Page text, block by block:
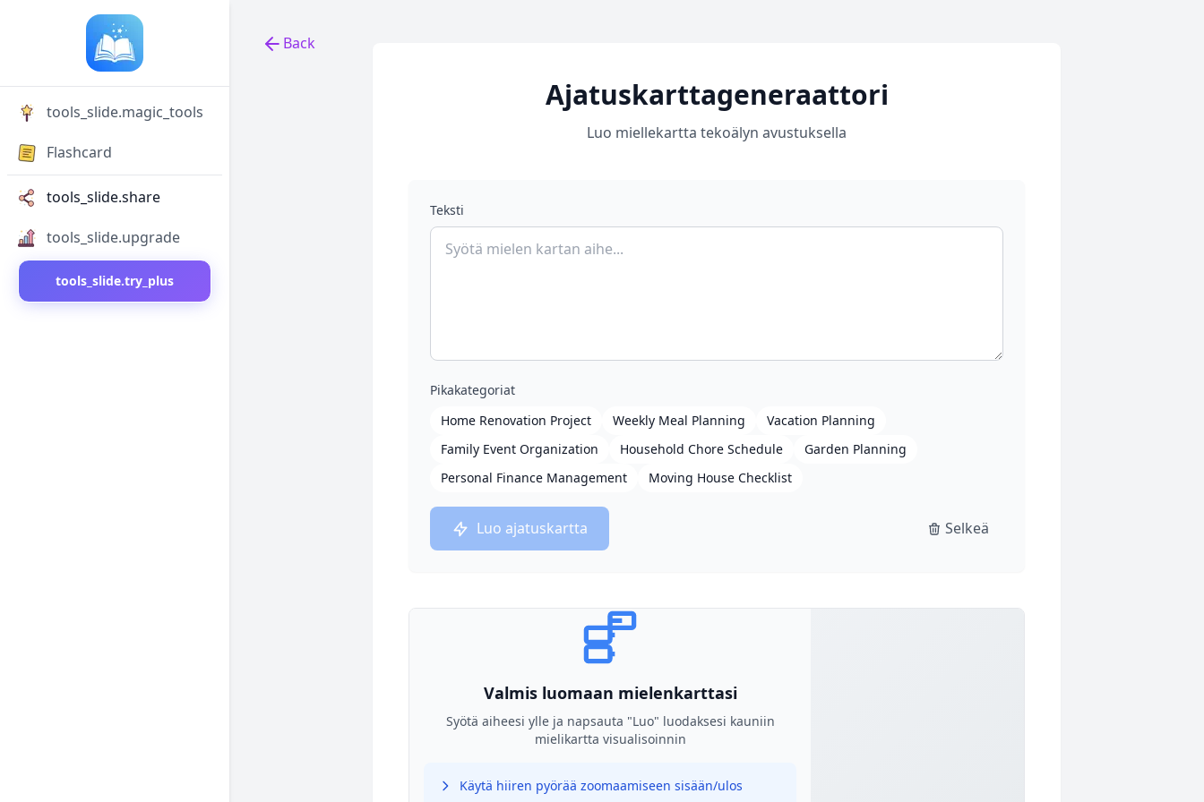
tools_slide.magic_tools
Flashcard
tools_slide.share
tools_slide.upgrade
tools_slide.try_plus
Back
Back to tools
Ajatuskarttageneraattori
Luo miellekartta tekoälyn avustuksella
Teksti
Pikakategoriat
Home Renovation Project
Weekly Meal Planning
Vacation Planning
Family Event Organization
Household Chore Schedule
Garden Planning
Personal Finance Management
Moving House Checklist
Luo ajatuskartta Selkeä
Valmis luomaan mielenkarttasi
Syötä aiheesi ylle ja napsauta "Luo" luodaksesi kauniin
mielikartta visualisoinnin
Käytä hiiren pyörää zoomaamiseen sisään/ulos